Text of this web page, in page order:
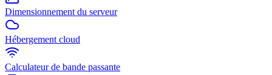
Dimensionnement du serveur
Hébergement cloud
Calculateur de bande passante